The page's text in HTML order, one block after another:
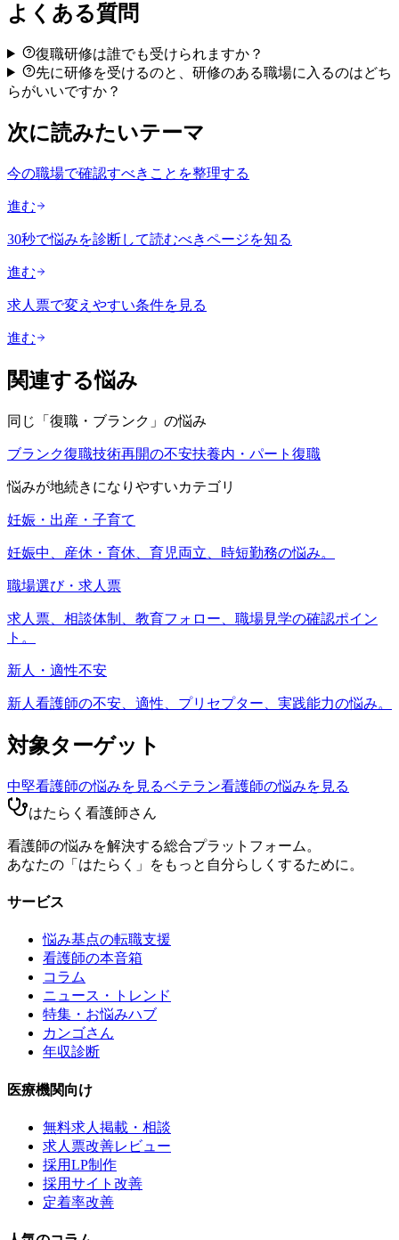
よくある質問
復職研修は誰でも受けられますか？
先に研修を受けるのと、研修のある職場に入るのはどち
らがいいですか？
次に読みたいテーマ
今の職場で確認すべきことを整理する
進む
30秒で悩みを診断して読むべきページを知る
進む
求人票で変えやすい条件を見る
進む
関連する悩み
同じ「 復職・ブランク 」の悩み
ブランク復職技術再開の不安扶養内・パート復職
悩みが地続きになりやすいカテゴリ
妊娠・出産・子育て
妊娠中、産休・育休、育児両立、時短勤務の悩み。
職場選び・求人票
求人票、相談体制、教育フォロー、職場見学の確認ポイン
ト。
新人・適性不安
新人看護師の不安、適性、プリセプター、実践能力の悩み。
対象ターゲット
中堅看護師の悩みを見るベテラン看護師の悩みを見る
はたらく看護師さん
看護師の悩みを解決する総合プラットフォーム。
あなたの「はたらく」をもっと自分らしくするために。
サービス
悩み基点の転職支援
看護師の本音箱
コラム
ニュース・トレンド
特集・お悩みハブ
カンゴさん
年収診断
医療機関向け
無料求人掲載・相談
求人票改善レビュー
採用LP制作
採用サイト改善
定着率改善